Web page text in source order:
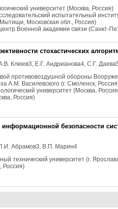
университет (Москва, Россия)
испытательный
Московская обл., Россия)
Военной академии связи (Санкт-
стохастических
Клюев3, Е.Г. Андрианова4, С.Г.
противовоздушной обороны
А.М. Василевского (г. Смоленск,
университет (Москва,
Россия)
информационной безопасности
Абрамов3, В.П. Марин4
технический университет (г.